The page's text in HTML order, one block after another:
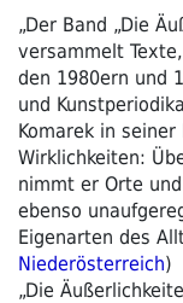
„Der Band „Die
versammelt
den 1980ern und
und
Komarek in
Wirklichkeiten:
nimmt er Orte
ebenso
Eigenarten des
Niederösterreich)
„Die